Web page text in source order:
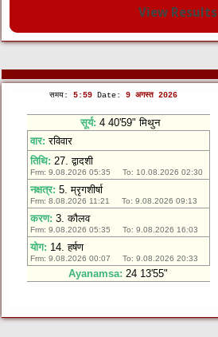
View Results